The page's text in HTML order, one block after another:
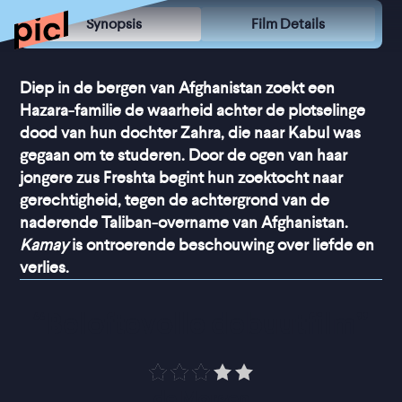
Synopsis Film Details
Diep in de bergen van Afghanistan zoekt een
Hazara-familie de waarheid achter de plotselinge
dood van hun dochter Zahra, die naar Kabul was
gegaan om te studeren. Door de ogen van haar
jongere zus Freshta begint hun zoektocht naar
gerechtigheid, tegen de achtergrond van de
naderende Taliban-overname van Afghanistan.
Kamayis ontroerende beschouwing over liefde en
verlies.